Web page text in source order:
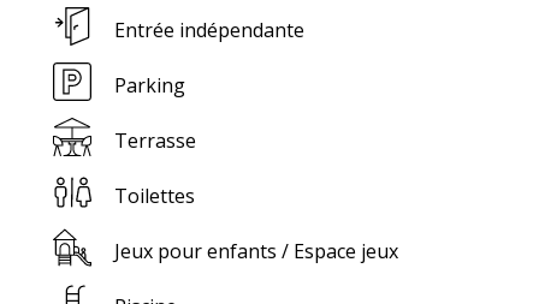
Entrée indépendante
Parking
Terrasse
Toilettes
Jeux pour enfants / Espace jeux